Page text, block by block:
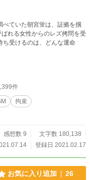
ていた朝宮蛍は、証拠を掴
れる女性からのレズ拷問を受
ち受けるのは、どんな運命
件
拘束
感想数 9
文字数 180,138
登録日 2021.02.17
お気に入り追加 26